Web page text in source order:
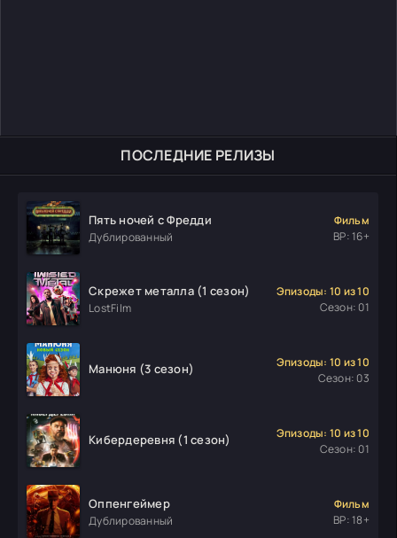
ПОСЛЕДНИЕ РЕЛИЗЫ
Пять ночей с Фредди
Дублированный
Фильм
ВР: 16+
Скрежет металла (1 сезон)
LostFilm
Эпизоды: 10 из 10
Сезон: 01
Манюня (3 сезон)
Эпизоды: 10 из 10
Сезон: 03
Кибердеревня (1 сезон)
Эпизоды: 10 из 10
Сезон: 01
Оппенгеймер
Дублированный
Фильм
ВР: 18+